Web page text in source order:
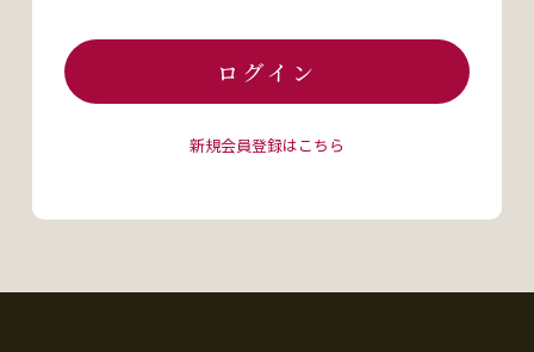
ログイン
新規会員登録はこちら